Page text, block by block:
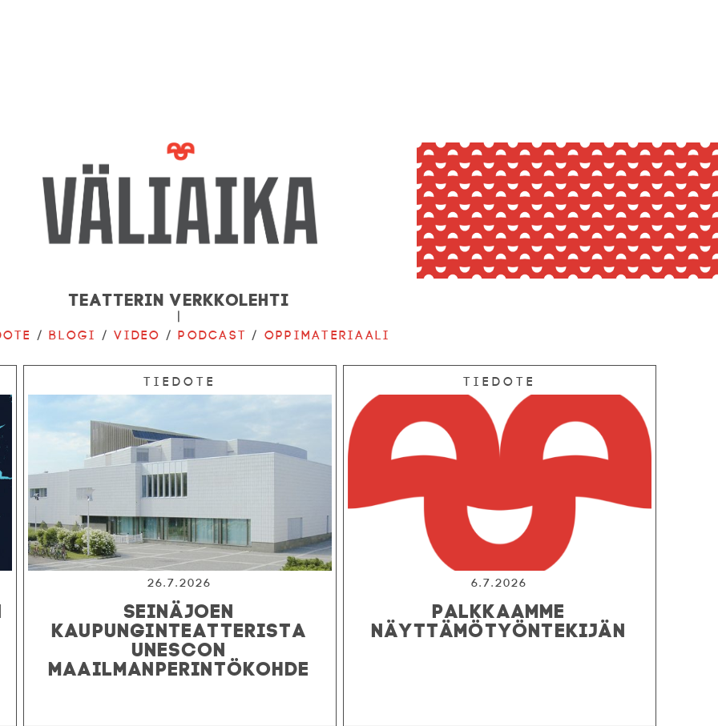
Teatterin verkkolehti
|
/Blogi /Video /Podcast / Oppimateriaali
Tiedote
26.7.2026
SEINÄJOEN
KAUPUNGINTEATTERISTA
UNESCON
MAAILMANPERINTÖKOHDE
Tiedote
6.7.2026
PALKKAAMME
NÄYTTÄMÖTYÖNTEKIJÄN